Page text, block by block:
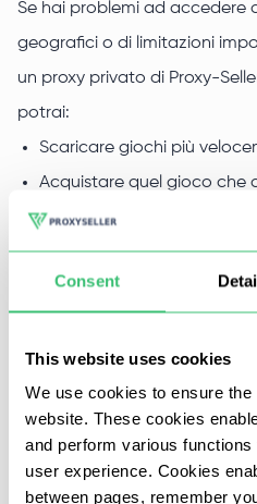
Consent
This website uses cookies
We use cookies to ensure
website. These cookies
and perform various
user experience. Cookies
between pages, remember
Se hai problemi ad accedere
geografici o di limitazioni
un proxy privato di Proxy-
potrai:
Scaricare giochi più
Acquistare quel gioco che
Aprire nuovi account;
Proteggere le tue
Farmare e avanzare nei
giocare in ufficio, a scuola,
Per Origin è meglio
dagli Stati Uniti o dal